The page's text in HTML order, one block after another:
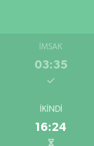
İMSAK
03:35
İKINDI
16:24